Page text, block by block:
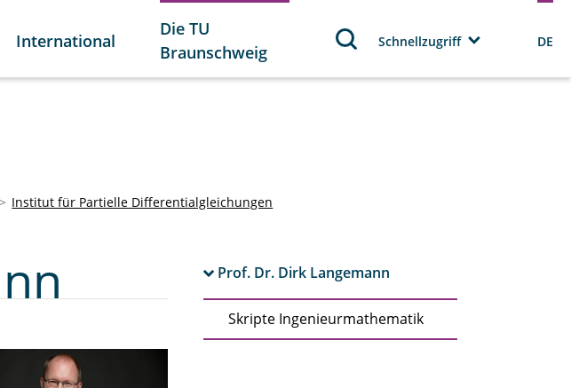
International
Die TU
Braunschweig
Schnellzugriff DE
Institut für Partielle Differentialgleichungen
Prof. Dr. Dirk Langemann
Skripte Ingenieurmathematik